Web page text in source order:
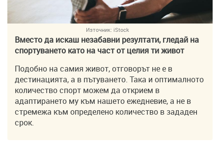
Източник: iStock
Вместо да искаш незабавни резултати, гледай на
спортуването като на част от целия ти живот
Подобно на самия живот, отговорът не е в
дестинацията, а в пътуването. Така и оптималното
количество спорт можем да открием в
адаптирането му към нашето ежедневие, а не в
стремежа към определено количество в зададен
срок.